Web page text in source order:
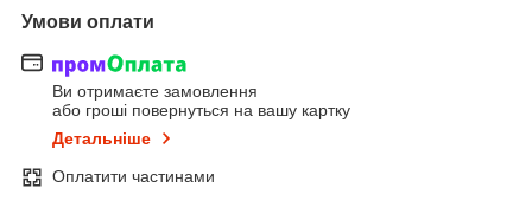
Умови оплати
Ви отримаєте замовлення
або гроші повернуться на вашу картку
Детальніше
Оплатити частинами